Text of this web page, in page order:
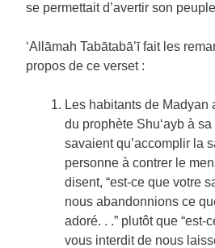
se permettait d’avertir son
‘Allāmah Tabātabā’ī fait les
propos de ce verset :
Les habitants de Madyan
du prophète Shu‘ayb à
savaient qu’accomplir la
personne à contrer le
disent, “est-ce que votre
nous abandonnions ce
adoré. . .” plutôt que “est-
vous interdit de nous